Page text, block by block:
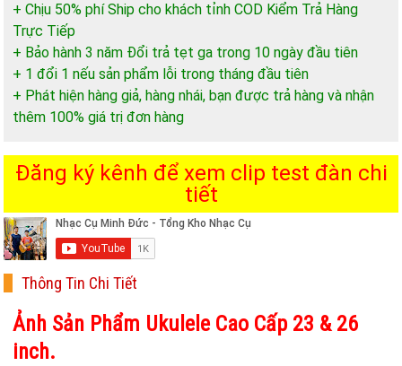
+ Chịu 50% phí Ship cho khách tỉnh COD Kiểm Trả Hàng
Trực Tiếp
+ Bảo hành 3 năm Đổi trả tẹt ga trong 10 ngày đầu tiên
+ 1 đổi 1 nếu sản phẩm lỗi trong tháng đầu tiên
+ Phát hiện hàng giả, hàng nhái, bạn được trả hàng và nhận
thêm 100% giá trị đơn hàng
Đăng ký kênh để xem clip test đàn chi
tiết
Thông Tin Chi Tiết
Ảnh Sản Phẩm Ukulele Cao Cấp 23 & 26
inch.